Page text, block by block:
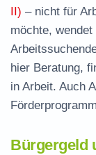
II) – nicht für
möchte,
hier Beratung,
in Arbeit. Auch
Bürgergeld